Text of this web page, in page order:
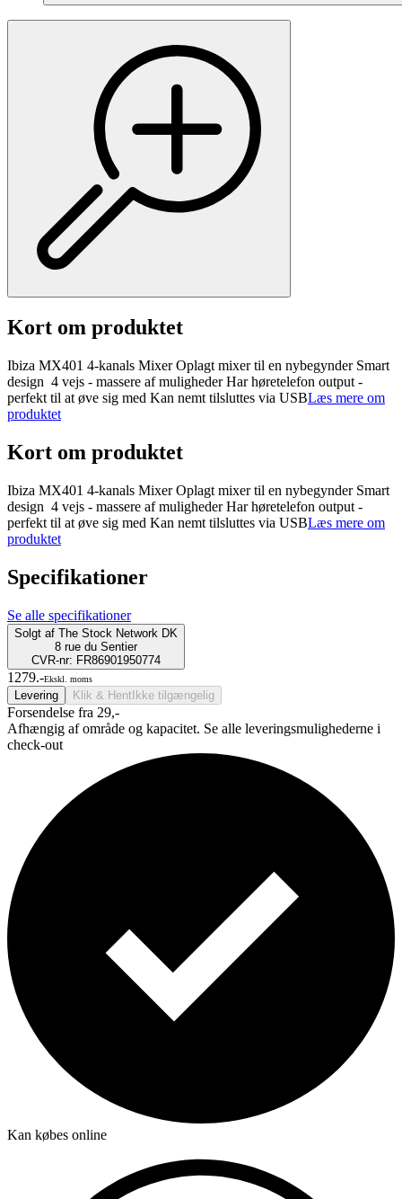
Kort om produktet
Ibiza MX401 4-kanals Mixer Oplagt mixer til en nybegynder Smart
design 4 vejs - massere af muligheder Har høretelefon output -
perfekt til at øve sig med Kan nemt tilsluttes via USBLæs mere om
produktet
Kort om produktet
Ibiza MX401 4-kanals Mixer Oplagt mixer til en nybegynder Smart
design 4 vejs - massere af muligheder Har høretelefon output -
perfekt til at øve sig med Kan nemt tilsluttes via USBLæs mere om
produktet
Specifikationer
Se alle specifikationer
Solgt af The Stock Network DK
8 rue du Sentier
CVR-nr: FR86901950774
1279.-Ekskl. moms
Levering Klik & Hent Ikke tilgængelig
Forsendelse fra 29,-
Afhængig af område og kapacitet. Se alle leveringsmulighederne i
check-out
Kan købes online